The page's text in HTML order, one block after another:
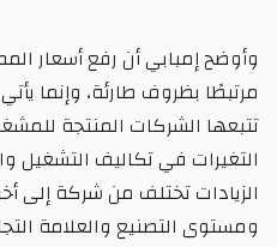
وأوضح إمبابي أن رفع أسعار
مرتبطًا بظروف طارئة، وإنما
تتبعها الشركات المنتجة
التغيرات في تكاليف التشغيل
الزيادات تختلف من شركة إلى
ومستوى التصنيع والعلامة